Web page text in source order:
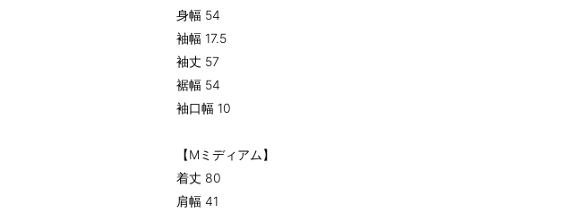
身幅 54
袖幅 17.5
袖丈 57
裾幅 54
袖口幅 10
【Mミディアム】
着丈 80
肩幅 41